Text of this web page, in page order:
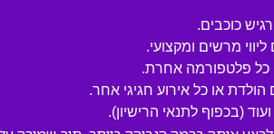
כוכבים.
מרשים ומקצועי.
כל פלטפורמה אחרת.
הולדת או כל אירוע חגיגי אחר.
(בכפוף לתנאי הרישיון).